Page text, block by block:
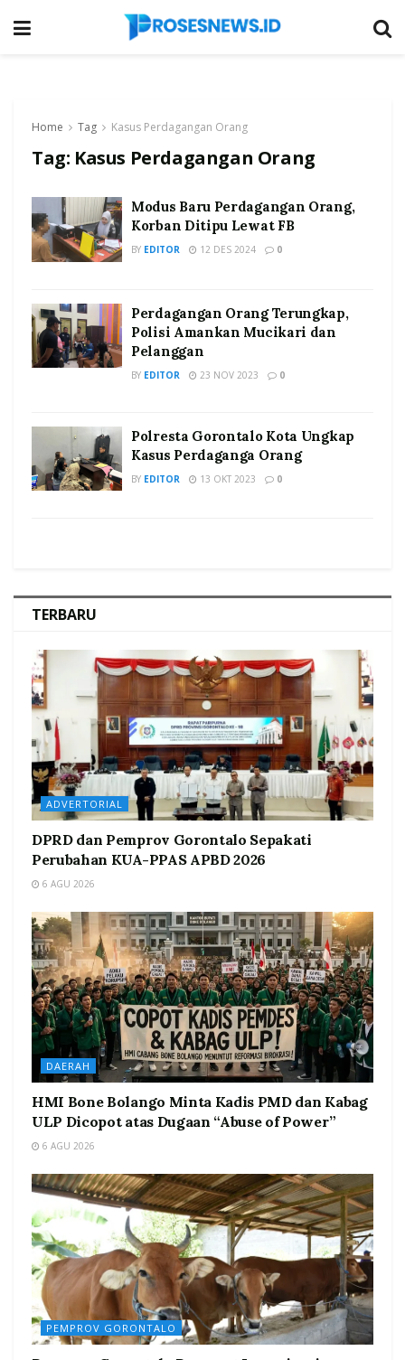
Home Tag Kasus Perdagangan Orang
Tag: Kasus Perdagangan Orang
Modus Baru Perdagangan Orang,
Korban Ditipu Lewat FB
BY EDITOR 12 DES 2024 0
Perdagangan Orang Terungkap,
Polisi Amankan Mucikari dan
Pelanggan
BY EDITOR 23 NOV 2023 0
Polresta Gorontalo Kota Ungkap
Kasus Perdaganga Orang
BY EDITOR 13 OKT 2023 0
TERBARU
ADVERTORIAL
DPRD dan Pemprov Gorontalo Sepakati
Perubahan KUA-PPAS APBD 2026
6 AGU 2026
DAERAH
HMI Bone Bolango Minta Kadis PMD dan Kabag
ULP Dicopot atas Dugaan “Abuse of Power”
6 AGU 2026
PEMPROV GORONTALO